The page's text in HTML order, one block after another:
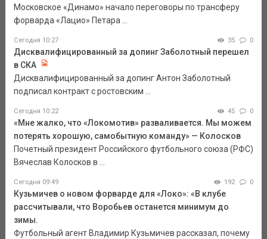
Московское «Динамо» начало переговоры по трансферу
форварда «Лацио» Петара ...
Сегодня 10:27 35 0
Дисквалифицированный за допинг Заболотный перешел
в СКА
Дисквалифицированный за допинг Антон Заболотный
подписал контракт с ростовским ...
Сегодня 10:22 45 0
«Мне жалко, что «Локомотив» разваливается. Мы можем
потерять хорошую, самобытную команду» — Колосков
Почетный президент Российского футбольного союза (РФС)
Вячеслав Колосков в ...
Сегодня 09:49 192 0
Кузьмичев о новом форварде для «Локо»: «В клубе
рассчитывали, что Воробьев останется минимум до
зимы.
Футбольный агент Владимир Кузьмичев рассказал, почему